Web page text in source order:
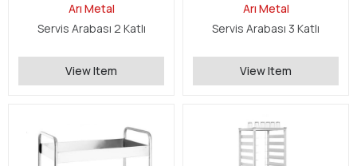
Arı Metal
Servis Arabası 2 Katlı
View Item
Arı Metal
Servis Arabası 3 Katlı
View Item